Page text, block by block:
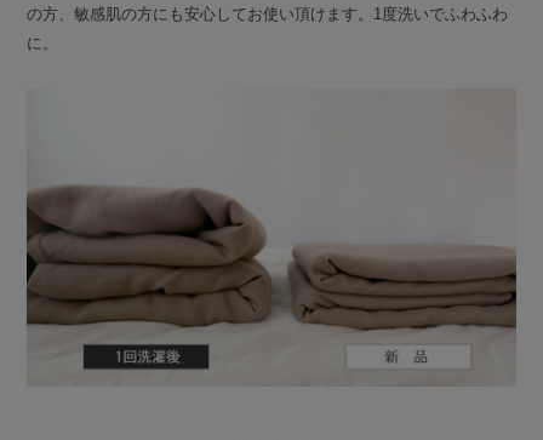
の方、敏感肌の方にも安心してお使い頂けます。1度洗いでふわふわ
に。